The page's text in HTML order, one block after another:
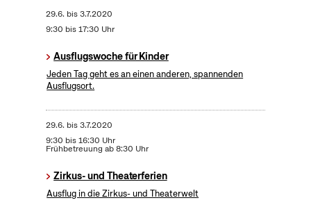
29.6. bis3.7.2020
9:30 bis 17:30 Uhr
Ausflugswoche für Kinder
Jeden Tag geht es an einen anderen, spannenden
Ausflugsort.
29.6. bis3.7.2020
9:30 bis 16:30 Uhr
Frühbetreuung ab 8:30 Uhr
Zirkus- und Theaterferien
Ausflug in die Zirkus- und Theaterwelt